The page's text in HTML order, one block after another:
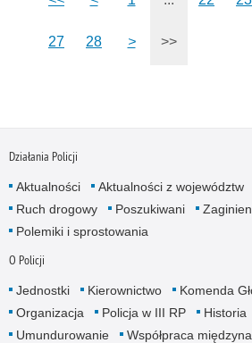
27 28 > >>
Działania Policji
Aktualności Aktualności z województw
Ruch drogowy
Poszukiwani
Polemiki i sprostowania
O Policji
Jednostki Kierownictwo
Komenda
Organizacja
Policja w III RP Historia
Umundurowanie
Współpraca